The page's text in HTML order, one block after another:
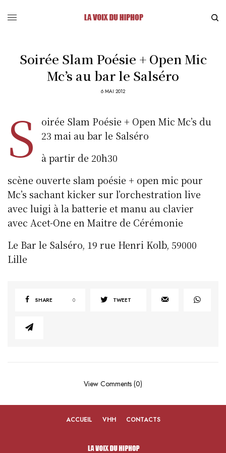
Soirée Slam Poésie + Open Mic
Mc’s au bar le Salséro
6 MAI 2012
S
oirée Slam Poésie + Open Mic Mc’s du
23 mai au bar le Salséro
à partir de 20h30
scène ouverte slam poésie + open mic pour
Mc’s sachant kicker sur l’orchestration live
avec luigi à la batterie et manu au clavier
avec Acet-One en Maitre de Cérémonie
Le Bar le Salséro, 19 rue Henri Kolb, 59000
Lille
SHARE 0 TWEET
View Comments (0)
ACCUEIL VHH CONTACTS